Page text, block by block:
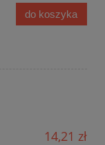
do koszyka
14,21 zł